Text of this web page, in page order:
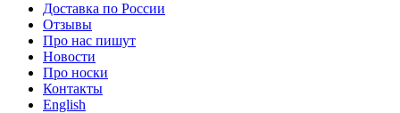
Доставка по России
Отзывы
Про нас пишут
Новости
Про носки
Контакты
English